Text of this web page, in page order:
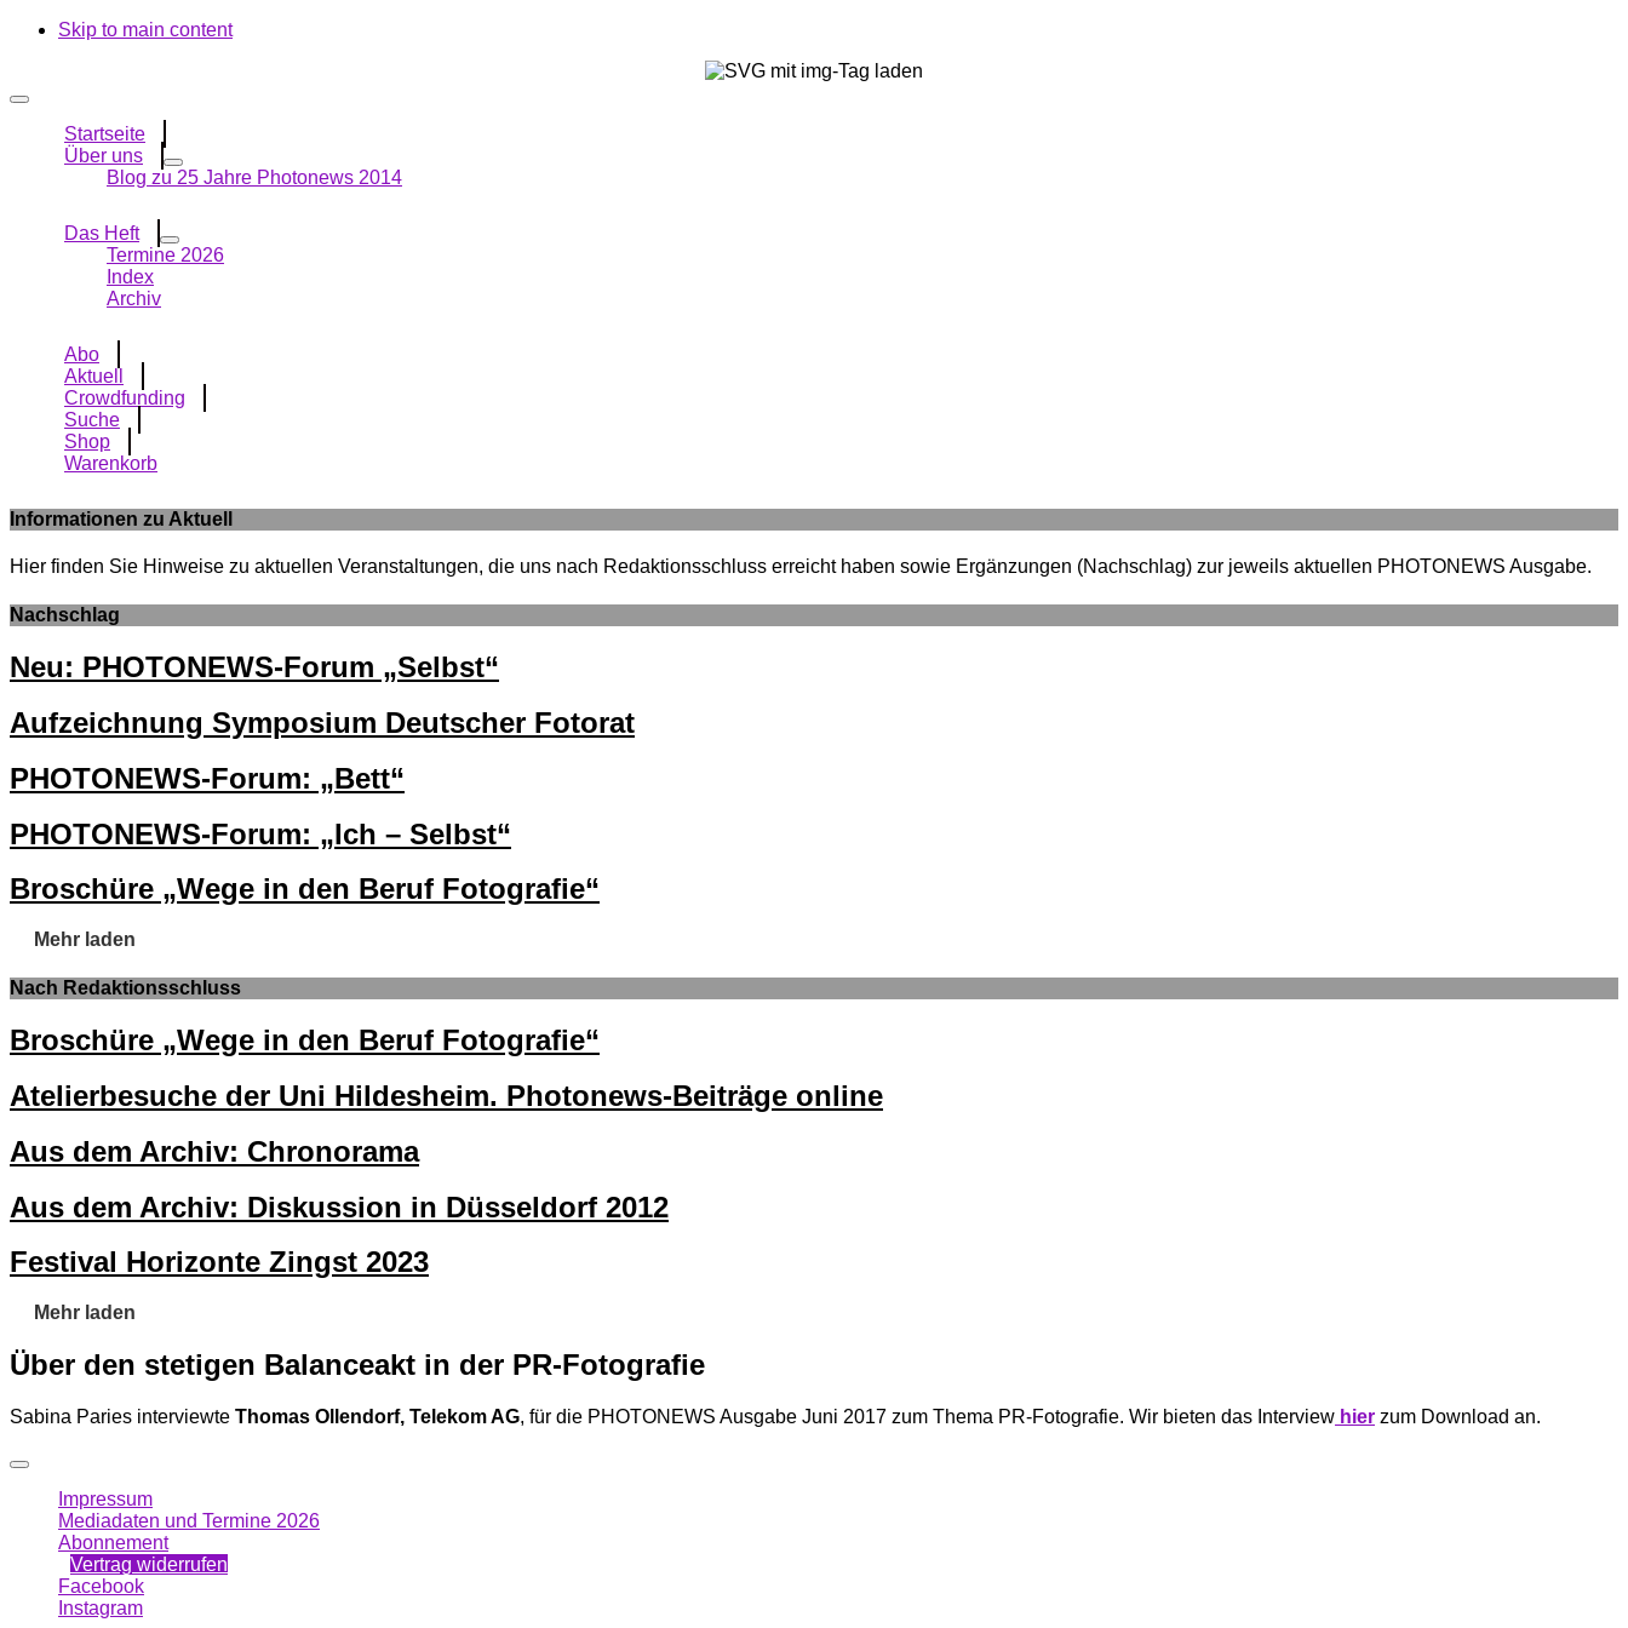
Skip to main content
Startseite
Über uns
Blog zu 25 Jahre Photonews 2014
Das Heft
Termine 2026
Index
Archiv
Abo
Aktuell
Crowdfunding
Suche
Shop
Warenkorb
Informationen zu Aktuell
Hier finden Sie Hinweise zu aktuellen Veranstaltungen, die uns nach Redaktionsschluss erreicht haben sowie Ergänzungen (Nachschlag) zur jeweils aktuellen PHOTONEWS Ausgabe.
Nachschlag
Neu: PHOTONEWS-Forum „Selbst“
Aufzeichnung Symposium Deutscher Fotorat
PHOTONEWS-Forum: „Bett“
PHOTONEWS-Forum: „Ich – Selbst“
Broschüre „Wege in den Beruf Fotografie“
Mehr laden
Nach Redaktionsschluss
Broschüre „Wege in den Beruf Fotografie“
Atelierbesuche der Uni Hildesheim. Photonews-Beiträge online
Aus dem Archiv: Chronorama
Aus dem Archiv: Diskussion in Düsseldorf 2012
Festival Horizonte Zingst 2023
Mehr laden
Über den stetigen Balanceakt in der PR-Fotografie
Sabina Paries interviewte Thomas Ollendorf, Telekom AG, für die PHOTONEWS Ausgabe Juni 2017 zum Thema PR-Fotografie. Wir bieten das Interview hier zum Download an.
Impressum
Mediadaten und Termine 2026
Abonnement
Vertrag widerrufen
Facebook
Instagram